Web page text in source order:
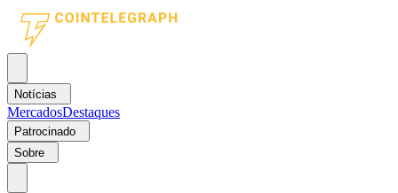
Notícias
MercadosDestaques
Patrocinado
Sobre